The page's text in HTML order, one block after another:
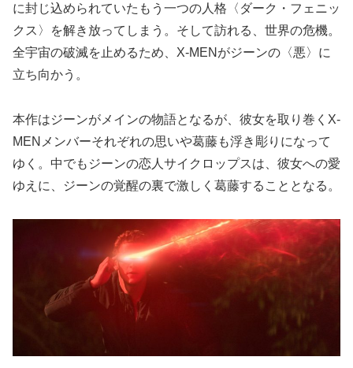
に封じ込められていたもう一つの人格〈ダーク・フェニッ
クス〉を解き放ってしまう。そして訪れる、世界の危機。
全宇宙の破滅を止めるため、X-MENがジーンの〈悪〉に
立ち向かう。
本作はジーンがメインの物語となるが、彼女を取り巻くX-
MENメンバーそれぞれの思いや葛藤も浮き彫りになって
ゆく。中でもジーンの恋人サイクロップスは、彼女への愛
ゆえに、ジーンの覚醒の裏で激しく葛藤することとなる。